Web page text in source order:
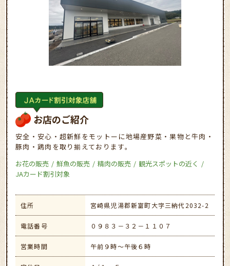
お店のご紹介
安全・安心・超新鮮をモットーに地場産野菜・果物と牛肉・
豚肉・鶏肉を取り揃えております。
お花の販売
鮮魚の販売 精肉の販売
観光スポットの近く
JAカード割引対象
住所 宮崎県児湯郡新富町大字三納代2032-2
電話番号 ０９８３－３２－１１０７
営業時間 午前９時～午後６時